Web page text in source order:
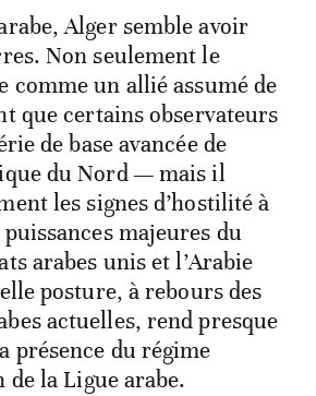
Alger semble avoir
Non seulement le
comme un allié assumé de
que certains observateurs
de base avancée de
du Nord — mais il
les signes d’hostilité à
puissances majeures du
arabes unis et l’Arabie
posture, à rebours des
actuelles, rend presque
présence du régime
de la Ligue arabe.